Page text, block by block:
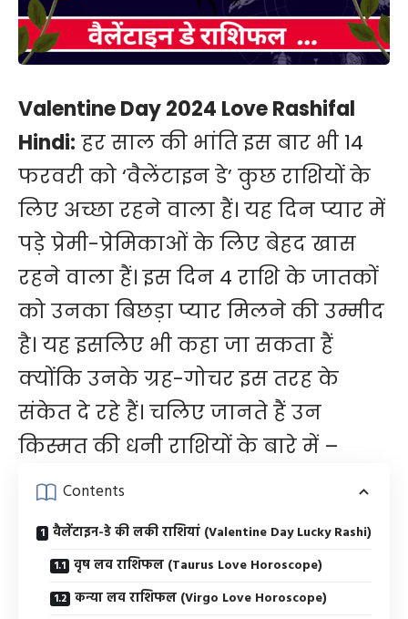
Valentine Day 2024 Love Rashifal
Hindi: हर साल की भांति इस बार भी 14
फरवरी को ‘वैलेंटाइन डे’ कुछ राशियों के
लिए अच्छा रहने वाला हैं। यह दिन प्यार में
पड़े प्रेमी-प्रेमिकाओं के लिए बेहद खास
रहने वाला हैं। इस दिन 4 राशि के जातकों
को उनका बिछड़ा प्यार मिलने की उम्मीद
है। यह इसलिए भी कहा जा सकता हैं
क्योंकि उनके ग्रह-गोचर इस तरह के
संकेत दे रहे हैं। चलिए जानते हैं उन
किस्मत की धनी राशियों के बारे में –
Contents
वैलेंटाइन-डे की लकी राशियां (Valentine Day Lucky Rashi)
वृष लव राशिफल (Taurus Love Horoscope)
कन्या लव राशिफल (Virgo Love Horoscope)